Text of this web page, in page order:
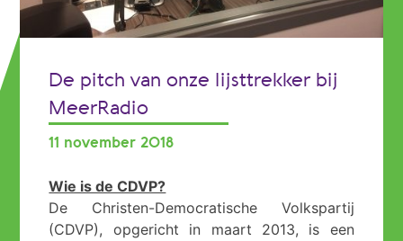
De pitch van onze lijsttrekker bij
MeerRadio
11 november 2018
Wie is de CDVP?
De Christen-Democratische Volkspartij
(CDVP), opgericht in maart 2013, is een